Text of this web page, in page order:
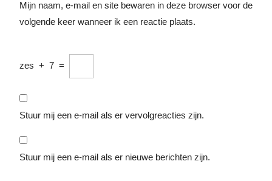
Mijn naam, e-mail en site bewaren in deze browser voor de
volgende keer wanneer ik een reactie plaats.
zes + 7 =
Stuur mij een e-mail als er vervolgreacties zijn.
Stuur mij een e-mail als er nieuwe berichten zijn.